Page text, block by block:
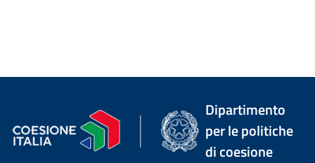
Dipartimento
per le politiche
di coesione